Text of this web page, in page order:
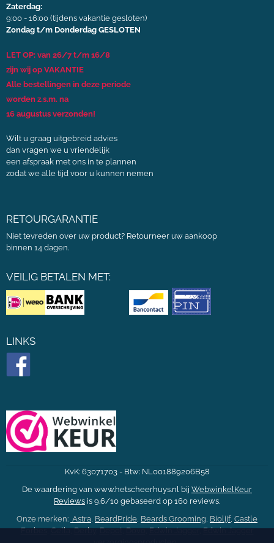
Zaterdag:
9:00 - 16:00 (tijdens vakantie gesloten)
Zondag t/m Donderdag GESLOTEN
LET OP: van 26/7 t/m 16/8
zijn wij op VAKANTIE
Alle bestellingen in deze periode
worden z.s.m. na
16 augustus verzonden!
Wilt u graag uitgebreid advies
dan vragen we u vriendelijk
een afspraak met ons in te plannen
zodat we alle tijd voor u kunnen nemen
RETOURGARANTIE
Niet tevreden over uw product? Retourneer uw aankoop
binnen 14 dagen.
VEILIG BETALEN MET:
LINKS
KvK: 63071703 - Btw: NL001889206B58
De waardering van www.hetscheerhuys.nl bij WebwinkelKeur
Reviews is 9.6/10 gebaseerd op 160 reviews.
Onze merken: Astra BeardPride Beards Grooming Biolijf, Castle
Forbes,Cella,Derby,Depot,Dovo,Edwin Jagger,Edwin Jagger